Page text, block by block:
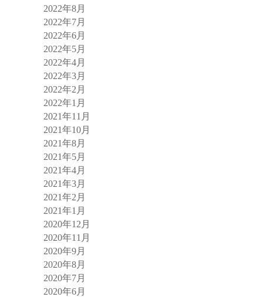
2022年8月
2022年7月
2022年6月
2022年5月
2022年4月
2022年3月
2022年2月
2022年1月
2021年11月
2021年10月
2021年8月
2021年5月
2021年4月
2021年3月
2021年2月
2021年1月
2020年12月
2020年11月
2020年9月
2020年8月
2020年7月
2020年6月